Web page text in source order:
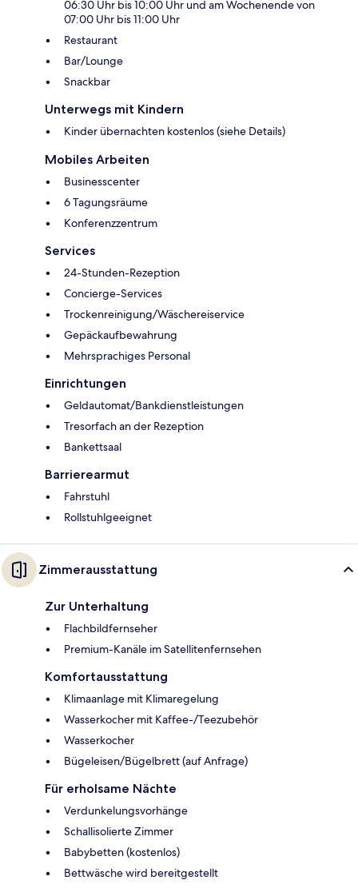
06:30 Uhr bis 10:00 Uhr und am Wochenende von
07:00 Uhr bis 11:00 Uhr
Restaurant
Bar/Lounge
Snackbar
Unterwegs mit Kindern
Kinder übernachten kostenlos (siehe Details)
Mobiles Arbeiten
Businesscenter
6 Tagungsräume
Konferenzzentrum
Services
24-Stunden-Rezeption
Concierge-Services
Trockenreinigung/Wäschereiservice
Gepäckaufbewahrung
Mehrsprachiges Personal
Einrichtungen
Geldautomat/Bankdienstleistungen
Tresorfach an der Rezeption
Bankettsaal
Barrierearmut
Fahrstuhl
Rollstuhlgeeignet
Zimmerausstattung
Zur Unterhaltung
Flachbildfernseher
Premium-Kanäle im Satellitenfernsehen
Komfortausstattung
Klimaanlage mit Klimaregelung
Wasserkocher mit Kaffee-/Teezubehör
Wasserkocher
Bügeleisen/Bügelbrett (auf Anfrage)
Für erholsame Nächte
Verdunkelungsvorhänge
Schallisolierte Zimmer
Babybetten (kostenlos)
Bettwäsche wird bereitgestellt